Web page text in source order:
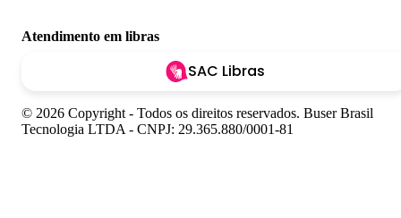
Atendimento em libras
SAC Libras
© 2026 Copyright - Todos os direitos reservados. Buser Brasil
Tecnologia LTDA - CNPJ: 29.365.880/0001-81